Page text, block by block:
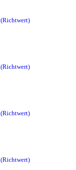
(Richtwert)
(Richtwert)
(Richtwert)
(Richtwert)